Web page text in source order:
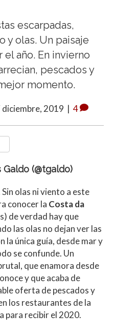
escarpadas,
y olas. Un paisaje
año. En invierno
pescados y
momento.
diciembre, 2019 | 4
Galdo (@tgaldo)
olas ni viento a este
conocer la Costa da
de verdad hay que
las olas no dejan ver las
la única guía, desde mar y
se confunde. Un
que enamora desde
y que acaba de
oferta de pescados y
los restaurantes de la
para recibir el 2020.